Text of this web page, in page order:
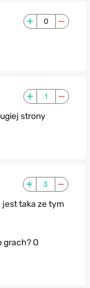
0
1
strony
3
jest taka ze tym
grach? O